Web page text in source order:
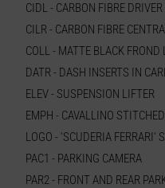
CIDL - CARBON FIBRE
CILR - CARBON FIBRE
COLL - MATTE BLACK FROND
DATR - DASH INSERTS IN
ELEV - SUSPENSION LIFTER
EMPH - CAVALLINO
LOGO - 'SCUDERIA FERRARI'
PAC1 - PARKING CAMERA
PAR2 - FRONT AND REAR